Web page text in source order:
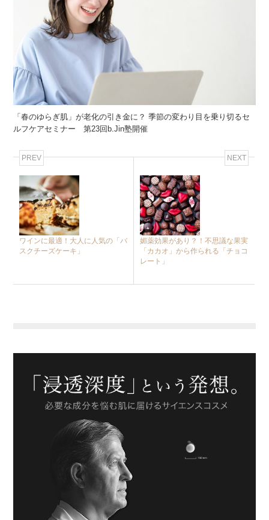
「春のゆらぎ肌」が老化の引き金に？ 季節の変わり目を乗り切るセ
ルフケアセミナー 第23回b.Jin塾開催
PREV
ワインに最適！大人に人気の「バ
スクチーズケーキ」
NEXT
媚薬効果があり？！不思議な果実
「カカオ」から作られる「チョコ
レート」